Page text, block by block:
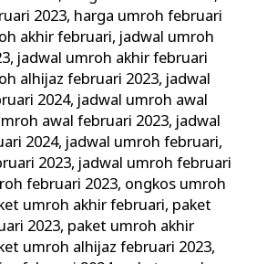
2023, harga umroh februari
akhir februari, jadwal umroh
, jadwal umroh akhir februari
alhijaz februari 2023, jadwal
2024, jadwal umroh awal
awal februari 2023, jadwal
2024, jadwal umroh februari,
2023, jadwal umroh februari
februari 2023, ongkos umroh
umroh akhir februari, paket
2023, paket umroh akhir
umroh alhijaz februari 2023,